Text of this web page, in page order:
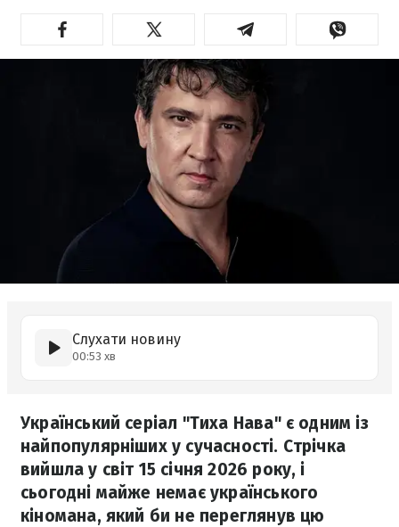
Слухати новину
00:53 хв
Український серіал "Тиха Нава" є одним із
найпопулярніших у сучасності. Стрічка
вийшла у світ 15 січня 2026 року, і
сьогодні майже немає українського
кіномана, який би не переглянув цю